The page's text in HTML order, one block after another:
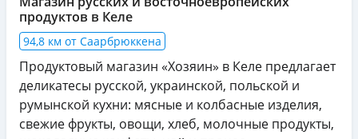
продуктов в Келе
94,8 км от Саарбрюккена
Продуктовый магазин «Хозяин» в Келе предлагает
деликатесы русской, украинской, польской и
румынской кухни: мясные и колбасные изделия,
свежие фрукты, овощи, хлеб, молочные продукты,